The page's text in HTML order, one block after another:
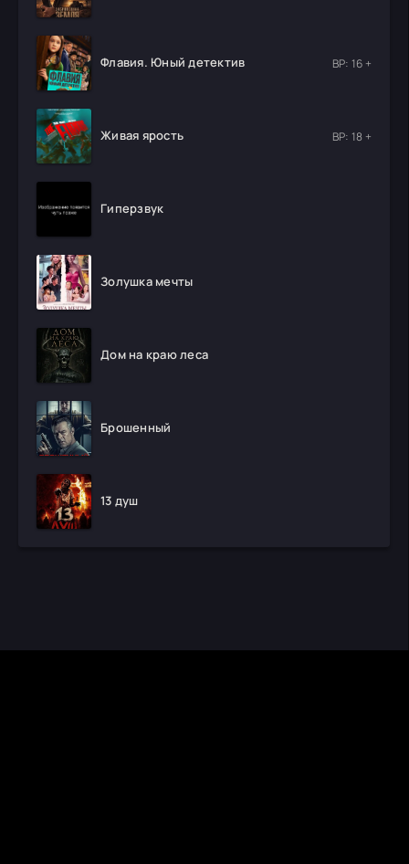
Флавия. Юный детектив ВР: 16 +
Живая ярость ВР: 18 +
Гиперзвук
Золушка мечты
Дом на краю леса
Брошенный
13 душ